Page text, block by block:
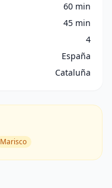
60 min
45 min
4
España
Cataluña
Marisco